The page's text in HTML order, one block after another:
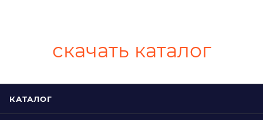
скачать каталог
КАТАЛОГ